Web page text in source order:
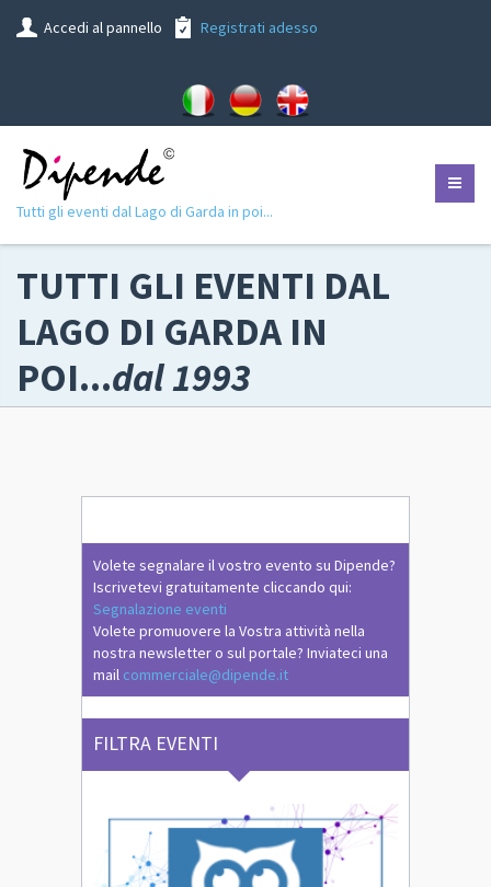
Accedi al pannello Registrati adesso
Tutti gli eventi dal Lago di Garda in poi...
TUTTI GLI EVENTI DAL
LAGO DI GARDA IN
POI...dal 1993
Volete segnalare il vostro evento su Dipende?
Iscrivetevi gratuitamente cliccando qui:
Segnalazione eventi
Volete promuovere la Vostra attività nella
nostra newsletter o sul portale? Inviateci una
mail commerciale@dipende.it
FILTRA EVENTI